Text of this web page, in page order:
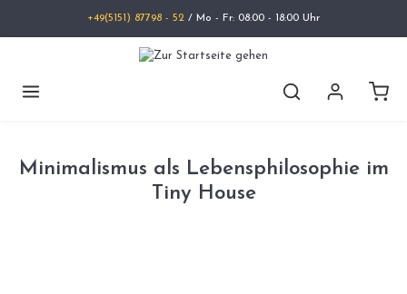
+49(5151) 87798 - 52 / Mo - Fr: 08:00 - 18:00 Uhr
Minimalismus als Lebensphilosophie im
Tiny House